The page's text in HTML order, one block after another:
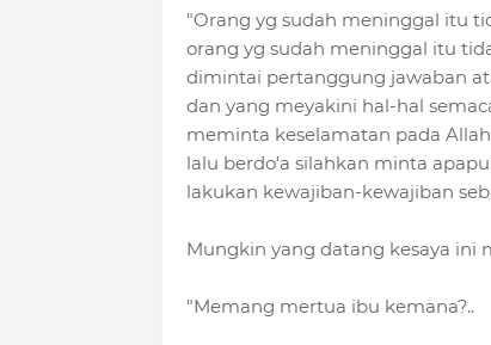
"Orang yg sudah meninggal itu
orang yg sudah meninggal itu
dimintai pertanggung jawaban
dan yang meyakini hal-hal
meminta keselamatan pada
lalu berdo'a silahkan minta
lakukan kewajiban-kewajiban
Mungkin yang datang kesaya ini
"Memang mertua ibu kemana?..